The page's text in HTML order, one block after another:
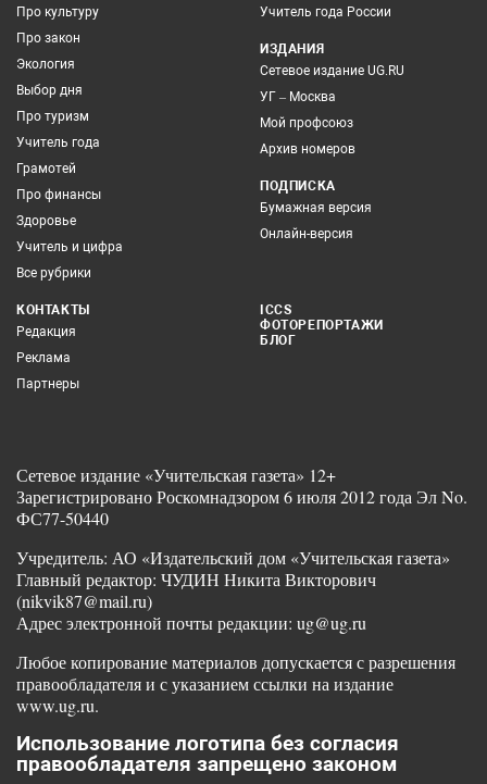
Про культуру
Про закон
Экология
Выбор дня
Про туризм
Учитель года
Грамотей
Про финансы
Здоровье
Учитель и цифра
Все рубрики
Учитель года России
ИЗДАНИЯ
Сетевое издание UG.RU
УГ – Москва
Мой профсоюз
Архив номеров
ПОДПИСКА
Бумажная версия
Онлайн-версия
КОНТАКТЫ
Редакция
Реклама
Партнеры
ICCS
ФОТОРЕПОРТАЖИ
БЛОГ
Сетевое издание «Учительская газета» 12+
Зарегистрировано Роскомнадзором 6 июля 2012 года Эл No.
ФС77-50440
Учредитель: АО «Издательский дом «Учительская газета»
Главный редактор: ЧУДИН Никита Викторович
(nikvik87@mail.ru)
Адрес электронной почты редакции: ug@ug.ru
Любое копирование материалов допускается с разрешения
правообладателя и с указанием ссылки на издание
www.ug.ru.
Использование логотипа без согласия
правообладателя запрещено законом